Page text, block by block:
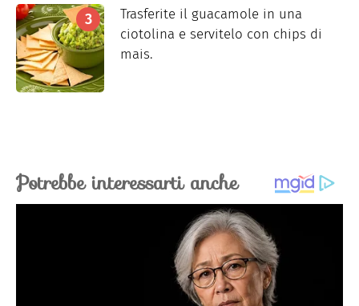
Trasferite il guacamole in una
ciotolina e servitelo con chips di
mais.